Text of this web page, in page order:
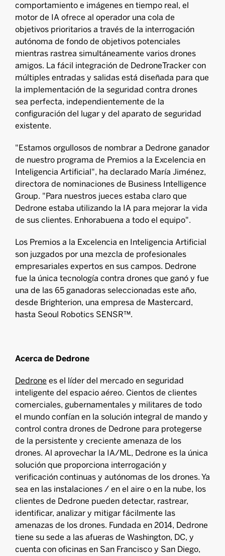
comportamiento e imágenes en tiempo real, el
motor de IA ofrece al operador una cola de
objetivos prioritarios a través de la interrogación
autónoma de fondo de objetivos potenciales
mientras rastrea simultáneamente varios drones
amigos. La fácil integración de DedroneTracker con
múltiples entradas y salidas está diseñada para que
la implementación de la seguridad contra drones
sea perfecta, independientemente de la
configuración del lugar y del aparato de seguridad
existente.
"Estamos orgullosos de nombrar a Dedrone ganador
de nuestro programa de Premios a la Excelencia en
Inteligencia Artificial", ha declarado María Jiménez,
directora de nominaciones de Business Intelligence
Group. "Para nuestros jueces estaba claro que
Dedrone estaba utilizando la IA para mejorar la vida
de sus clientes. Enhorabuena a todo el equipo".
Los Premios a la Excelencia en Inteligencia Artificial
son juzgados por una mezcla de profesionales
empresariales expertos en sus campos. Dedrone
fue la única tecnología contra drones que ganó y fue
una de las 65 ganadoras seleccionadas este año,
desde Brighterion, una empresa de Mastercard,
hasta Seoul Robotics SENSR™.
Acerca de Dedrone
Dedrone es el líder del mercado en seguridad
inteligente del espacio aéreo. Cientos de clientes
comerciales, gubernamentales y militares de todo
el mundo confían en la solución integral de mando y
control contra drones de Dedrone para protegerse
de la persistente y creciente amenaza de los
drones. Al aprovechar la IA/ML, Dedrone es la única
solución que proporciona interrogación y
verificación continuas y autónomas de los drones. Ya
sea en las instalaciones / en el aire o en la nube, los
clientes de Dedrone pueden detectar, rastrear,
identificar, analizar y mitigar fácilmente las
amenazas de los drones. Fundada en 2014, Dedrone
tiene su sede a las afueras de Washington, DC, y
cuenta con oficinas en San Francisco y San Diego,